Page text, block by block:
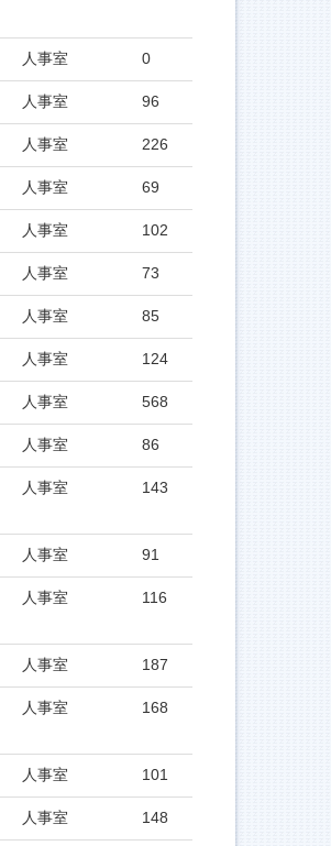
人事室 0
人事室 96
人事室 226
人事室 69
人事室 102
人事室 73
人事室 85
人事室 124
人事室 568
人事室 86
人事室 143
人事室 91
人事室 116
人事室 187
人事室 168
人事室 101
人事室 148